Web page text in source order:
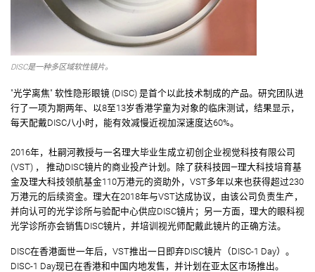
DISC是一种多区域软性镜片。
"光学离焦" 软性隐形眼镜 (DISC) 是首个以此技术制成的产品。研究团队进
行了一项为期两年、以8至13岁香港学童为对象的临床测试，结果显示，
每天配戴DISC八小时，能有效减慢近视加深速度达60%。
2016年，杜嗣河教授与一名理大毕业生成立初创企业视觉科技有限公司
(VST) ， 推动DISC镜片的商业投产计划。除了获科技园—理大科技培育基
金及理大科技领航基金110万港元的资助外，VST多年以来也获得超过230
万港元的后续资金。理大在2018年与VST达成协议，由该公司负责生产，
并向认可的光学诊所与验配中心供应DISC镜片；另一方面，理大的眼科视
光学诊所亦会销售DISC镜片，并培训视光师配戴此镜片的正确方法。
DISC在香港面世一年后，VST推出一日即弃DISC镜片（DISC-1 Day）。
DISC-1 Day现已在香港和中国内地发售，并计划在亚太区市场推出。